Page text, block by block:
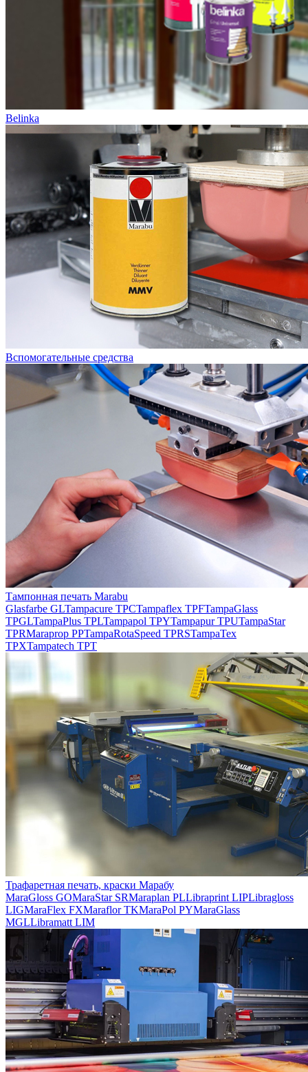
Belinka
Вспомогательные средства
Тампонная печать Marabu
Glasfarbe GLTampacure TPCTampaflex TPFTampaGlass
TPGLTampaPlus TPLTampapol TPYTampapur TPUTampaStar
TPRMaraprop PPTampaRotaSpeed TPRSTampaTex
TPXTampatech TPT
Трафаретная печать, краски Марабу
MaraGloss GOMaraStar SRMaraplan PLLibraprint LIPLibragloss
LIGMaraFlex FXMaraflor TKMaraPol PYMaraGlass
MGLLibramatt LIM